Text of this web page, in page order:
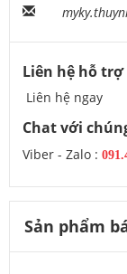
Liên hệ hỗ trợ
Liên hệ ngay
Chat với
Viber - Zalo :
Sản phẩm